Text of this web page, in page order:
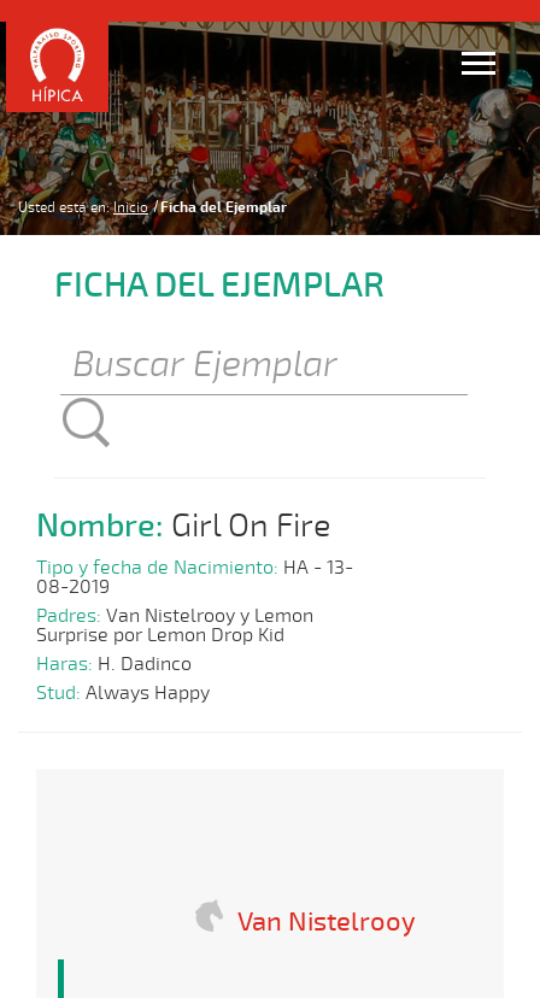
Usted está en: Inicio Ficha del Ejemplar
FICHA DEL EJEMPLAR
Nombre: Girl On Fire
Tipo y fecha de Nacimiento: HA - 13-
08-2019
Padres: Van Nistelrooy y Lemon
Surprise por Lemon Drop Kid
Haras: H. Dadinco
Stud: Always Happy
Van Nistelrooy